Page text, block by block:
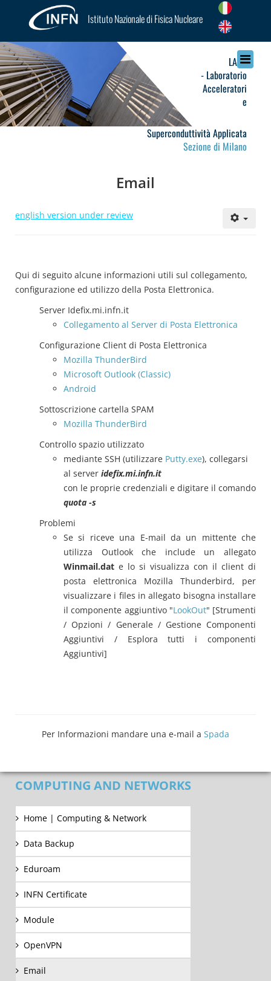
Istituto Nazionale di Fisica Nucleare
LASA
- Laboratorio
Acceleratori
e
Superconduttività Applicata
Sezione di Milano
Email
english version under review
Qui di seguito alcune informazioni utili sul collegamento,
configurazione ed utilizzo della Posta Elettronica.
Server Idefix.mi.infn.it
Collegamento al Server di Posta Elettronica
Configurazione Client di Posta Elettronica
Mozilla ThunderBird
Microsoft Outlook (Classic)
Android
Sottoscrizione cartella SPAM
Mozilla ThunderBird
Controllo spazio utilizzato
mediante SSH (utilizzare Putty.exe), collegarsi
al server idefix.mi.infn.it
con le proprie credenziali e digitare il comando
quota -s
Problemi
Se si riceve una E-mail da un mittente che
utilizza Outlook che include un allegato
Winmail.dat e lo si visualizza con il client di
posta elettronica Mozilla Thunderbird, per
visualizzare i files in allegato bisogna installare
il componente aggiuntivo "LookOut" [Strumenti
/ Opzioni / Generale / Gestione Componenti
Aggiuntivi / Esplora tutti i componenti
Aggiuntivi]
Per Informazioni mandare una e-mail a Spada
COMPUTING AND NETWORKS
Home | Computing & Network
Data Backup
Eduroam
INFN Certificate
Module
OpenVPN
Email